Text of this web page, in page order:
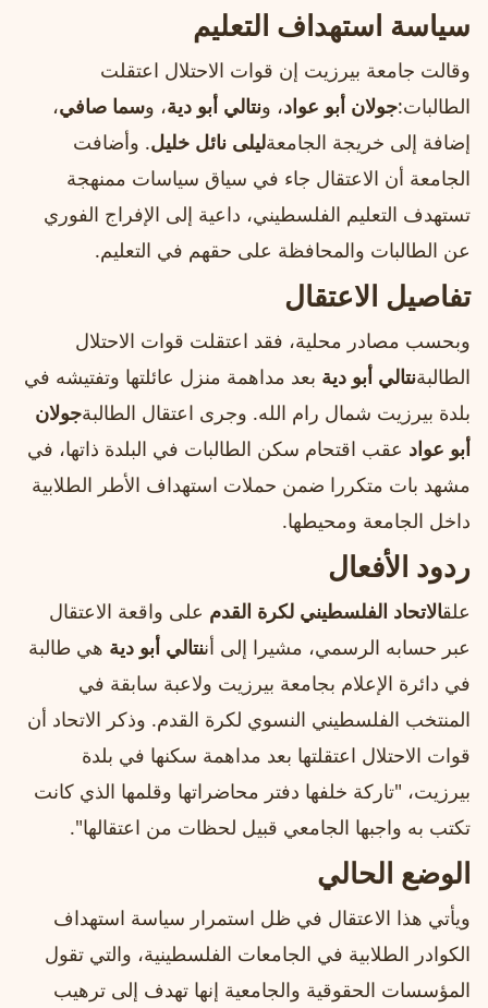
سياسة استهداف التعليم
وقالت جامعة بيرزيت إن قوات الاحتلال اعتقلت
الطالبات:جولان أبو عواد، ونتالي أبو دية، وسما صافي،
إضافة إلى خريجة الجامعةليلى نائل خليل. وأضافت
الجامعة أن الاعتقال جاء في سياق سياسات ممنهجة
تستهدف التعليم الفلسطيني، داعية إلى الإفراج الفوري
عن الطالبات والمحافظة على حقهم في التعليم.
تفاصيل الاعتقال
وبحسب مصادر محلية، فقد اعتقلت قوات الاحتلال
الطالبةنتالي أبو دية بعد مداهمة منزل عائلتها وتفتيشه في
بلدة بيرزيت شمال رام الله. وجرى اعتقال الطالبةجولان
أبو عواد عقب اقتحام سكن الطالبات في البلدة ذاتها، في
مشهد بات متكررا ضمن حملات استهداف الأطر الطلابية
داخل الجامعة ومحيطها.
ردود الأفعال
علقالاتحاد الفلسطيني لكرة القدم على واقعة الاعتقال
عبر حسابه الرسمي، مشيرا إلى أننتالي أبو دية هي طالبة
في دائرة الإعلام بجامعة بيرزيت ولاعبة سابقة في
المنتخب الفلسطيني النسوي لكرة القدم. وذكر الاتحاد أن
قوات الاحتلال اعتقلتها بعد مداهمة سكنها في بلدة
بيرزيت، "تاركة خلفها دفتر محاضراتها وقلمها الذي كانت
تكتب به واجبها الجامعي قبيل لحظات من اعتقالها".
الوضع الحالي
ويأتي هذا الاعتقال في ظل استمرار سياسة استهداف
الكوادر الطلابية في الجامعات الفلسطينية، والتي تقول
المؤسسات الحقوقية والجامعية إنها تهدف إلى ترهيب